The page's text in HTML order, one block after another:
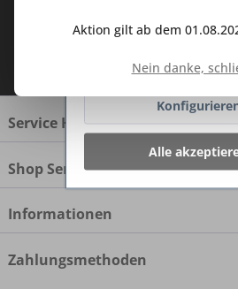
zur Kenntnis genommen.
Service Hotline
Shop Service
Informationen
Zahlungsmethoden
Aktion gilt ab dem
Nein danke,
Ablehnen
Alle